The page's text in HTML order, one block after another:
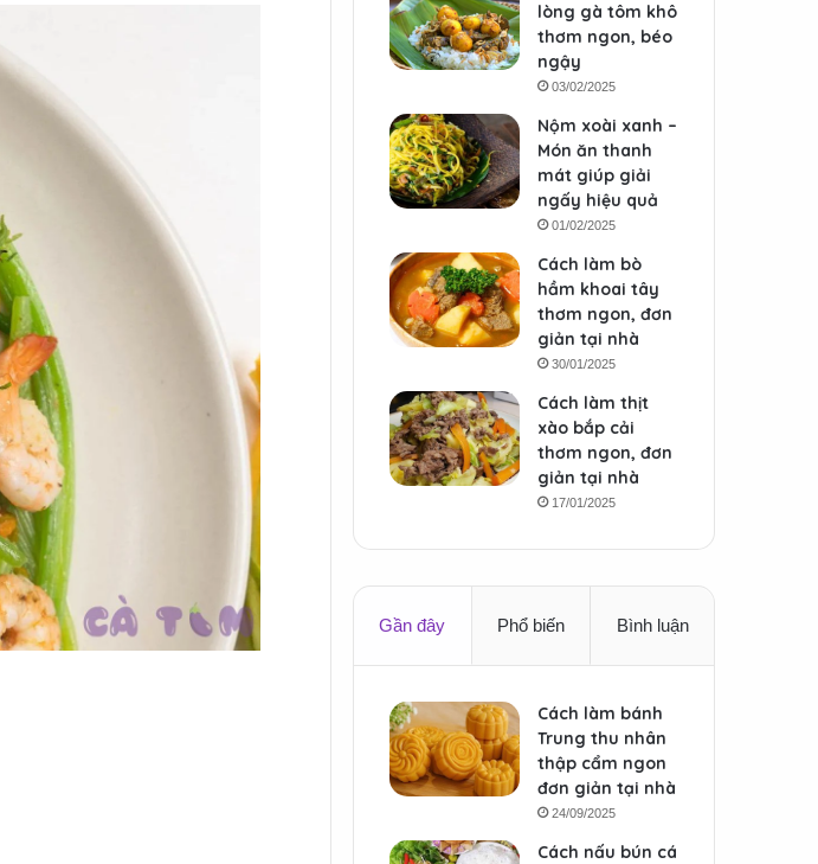
lòng gà tôm khô
thơm ngon, béo
ngậy
03/02/2025
Nộm xoài xanh –
Món ăn thanh
mát giúp giải
ngấy hiệu quả
01/02/2025
Cách làm bò
hầm khoai tây
thơm ngon, đơn
giản tại nhà
30/01/2025
Cách làm thịt
xào bắp cải
thơm ngon, đơn
giản tại nhà
17/01/2025
Gần đây Phổ biến Bình luận
Cách làm bánh
Trung thu nhân
thập cẩm ngon
đơn giản tại nhà
24/09/2025
Cách nấu bún cá